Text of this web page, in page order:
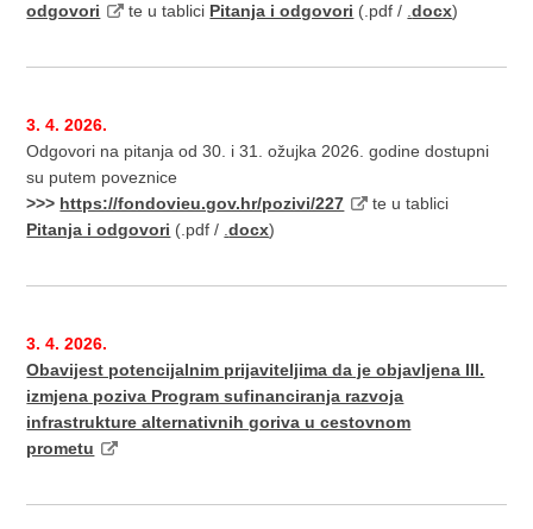
odgovori
te u tablici Pitanja i odgovori (.pdf / .docx)
3. 4. 2026.
Odgovori na pitanja od 30. i 31. ožujka 2026. godine dostupni
su putem poveznice
>>> https://fondovieu.gov.hr/pozivi/227
te u tablici
Pitanja i odgovori (.pdf / .docx)
3. 4. 2026.
Obavijest potencijalnim prijaviteljima da je objavljena III.
izmjena poziva Program sufinanciranja razvoja
infrastrukture alternativnih goriva u cestovnom
prometu